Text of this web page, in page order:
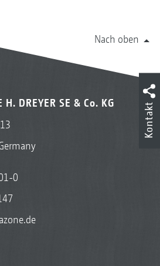
Nach oben
DREYER SE & Co. KG
0
Kontakt